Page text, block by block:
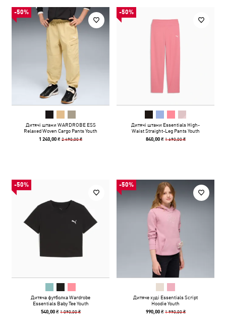
-50%
Дитячі штани WARDROBE ESS
Relaxed Woven Cargo Pants Youth
1 240,00 ₴2 490,00 ₴
-50%
Дитячі штани Essentials High-
Waist Straight-Leg Pants Youth
840,00 ₴ 1 690,00 ₴
-50%
Дитяча футболка Wardrobe
Essentials Baby Tee Youth
540,00 ₴ 1 090,00 ₴
-50%
Дитяче худі Essentials Script
Hoodie Youth
990,00 ₴ 1 990,00 ₴